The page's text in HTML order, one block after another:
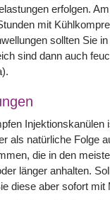
erfolgen.
mit
sollten Sie
sind dann auch
als natürliche Folge
die in den
länger anhalten.
diese aber sofort mit